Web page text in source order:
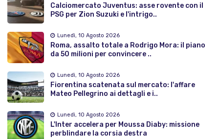
Calciomercato Juventus: asse rovente con il
PSG per Zion Suzuki e l'intrigo..
Lunedì, 10 Agosto 2026
Roma, assalto totale a Rodrigo Mora: il piano
da 50 milioni per convincere ..
Lunedì, 10 Agosto 2026
Fiorentina scatenata sul mercato: l'affare
Mateo Pellegrino ai dettagli e i..
Lunedì, 10 Agosto 2026
L'Inter accelera per Moussa Diaby: missione
perblindare la corsia destra